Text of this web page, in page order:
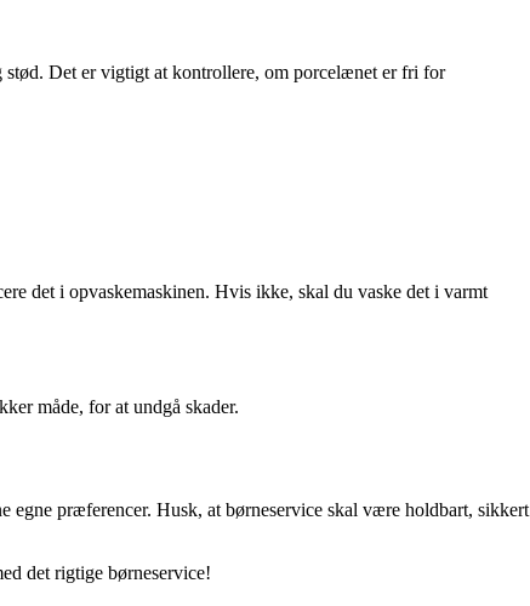
Det er vigtigt at kontrollere, om porcelænet er fri for
det i opvaskemaskinen. Hvis ikke, skal du vaske det i varmt
måde, for at undgå skader.
præferencer. Husk, at børneservice skal være holdbart, sikkert
det rigtige børneservice!